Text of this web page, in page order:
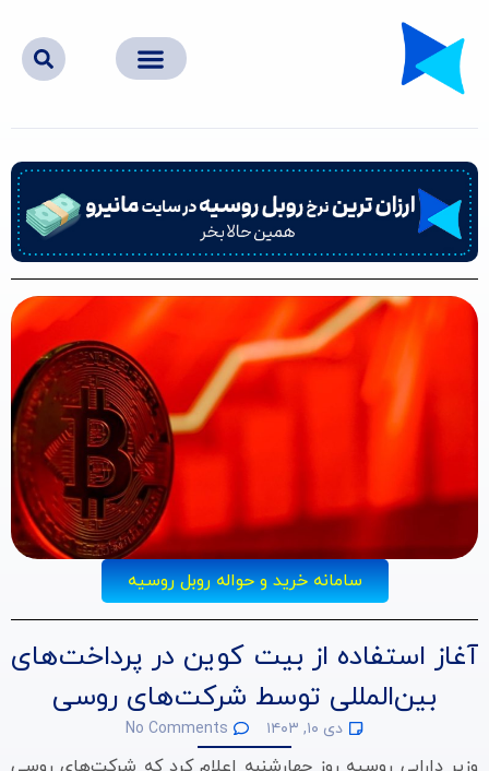
سامانه خرید و حواله روبل روسیه
آغاز استفاده از بیت کوین در پرداخت‌های
بین‌المللی توسط شرکت‌های روسی
دی ۱۰, ۱۴۰۳ No Comments